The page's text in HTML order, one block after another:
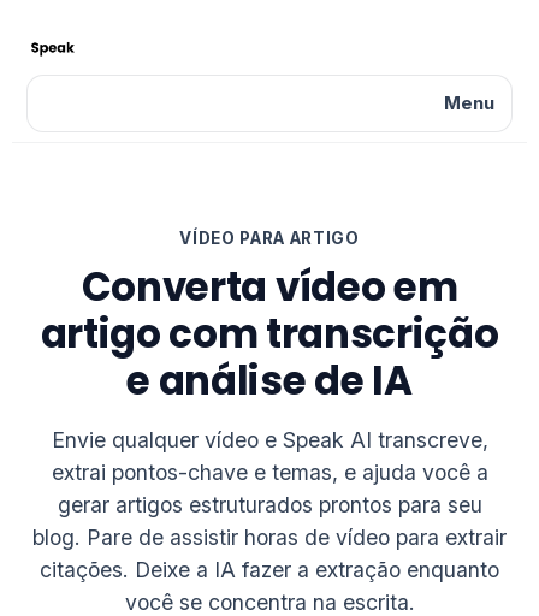
Menu
VÍDEO PARA ARTIGO
Converta vídeo em
artigo com transcrição
e análise de IA
Envie qualquer vídeo e Speak AI transcreve,
extrai pontos-chave e temas, e ajuda você a
gerar artigos estruturados prontos para seu
blog. Pare de assistir horas de vídeo para extrair
citações. Deixe a IA fazer a extração enquanto
você se concentra na escrita.